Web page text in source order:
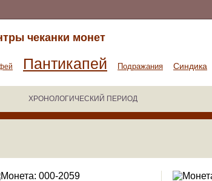
чеканки монет
Пантикапей Подражания Синдика
ХРОНОЛОГИЧЕСКИЙ ПЕРИОД